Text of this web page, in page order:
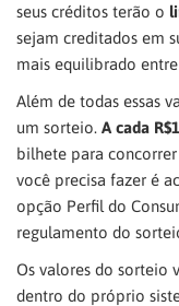
seus créditos terão o
sejam creditados em
mais equilibrado
Além de todas essas
um sorteio. A cada
bilhete para
você precisa fazer é
opção Perfil do
regulamento do
Os valores do sorteio
dentro do próprio